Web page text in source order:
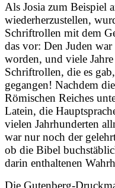
Als Josia zum Beispiel
wiederherzustellen,
Schriftrollen mit dem
das vor: Den Juden
worden, und viele
Schriftrollen, die es
gegangen! Nachdem
Römischen Reiches
Latein, die
vielen Jahrhunderten
war nur noch der
ob die Bibel
darin enthaltenen
Die Gutenberg-